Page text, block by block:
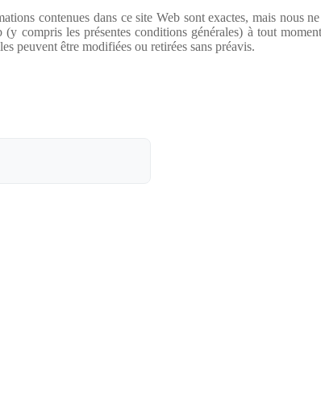
contenues dans ce site Web sont exactes, mais nous
compris les présentes conditions générales) à tout
peuvent être modifiées ou retirées sans préavis.